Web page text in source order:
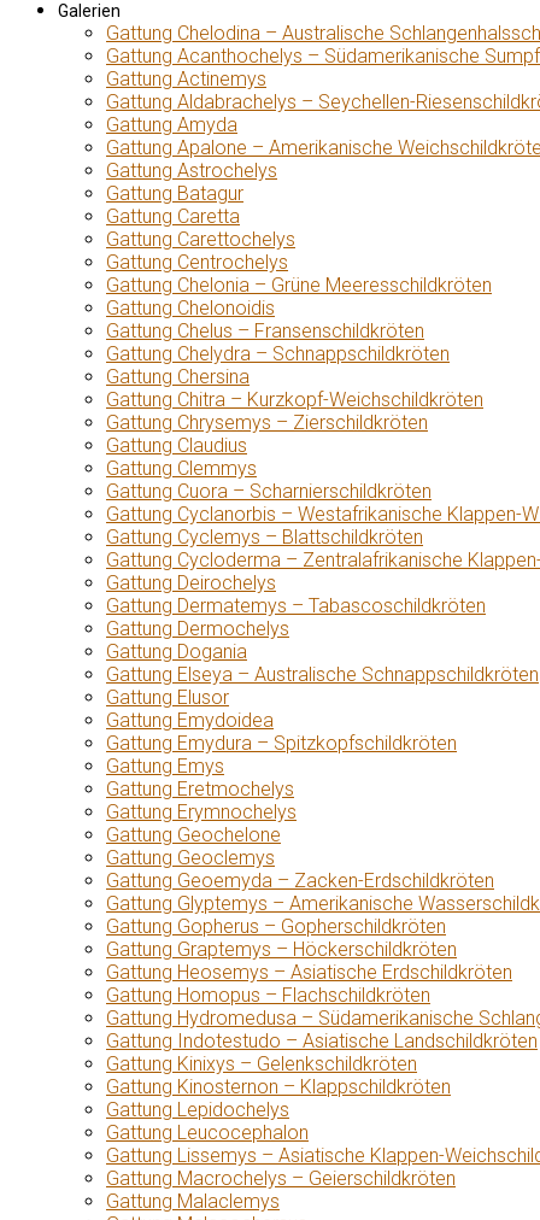
Galerien
Gattung Chelodina – Australische
Gattung Acanthochelys – Südamerikanische
Gattung Actinemys
Gattung Aldabrachelys – Seychellen-
Gattung Amyda
Gattung Apalone – Amerikanische
Gattung Astrochelys
Gattung Batagur
Gattung Caretta
Gattung Carettochelys
Gattung Centrochelys
Gattung Chelonia – Grüne Meeresschildkröten
Gattung Chelonoidis
Gattung Chelus – Fransenschildkröten
Gattung Chelydra – Schnappschildkröten
Gattung Chersina
Gattung Chitra – Kurzkopf-Weichschildkröten
Gattung Chrysemys – Zierschildkröten
Gattung Claudius
Gattung Clemmys
Gattung Cuora – Scharnierschildkröten
Gattung Cyclanorbis – Westafrikanische Klappen-
Gattung Cyclemys – Blattschildkröten
Gattung Cycloderma – Zentralafrikanische
Gattung Deirochelys
Gattung Dermatemys – Tabascoschildkröten
Gattung Dermochelys
Gattung Dogania
Gattung Elseya – Australische Schnappschildkröten
Gattung Elusor
Gattung Emydoidea
Gattung Emydura – Spitzkopfschildkröten
Gattung Emys
Gattung Eretmochelys
Gattung Erymnochelys
Gattung Geochelone
Gattung Geoclemys
Gattung Geoemyda – Zacken-Erdschildkröten
Gattung Glyptemys – Amerikanische
Gattung Gopherus – Gopherschildkröten
Gattung Graptemys – Höckerschildkröten
Gattung Heosemys – Asiatische Erdschildkröten
Gattung Homopus – Flachschildkröten
Gattung Hydromedusa – Südamerikanische
Gattung Indotestudo – Asiatische Landschildkröten
Gattung Kinixys – Gelenkschildkröten
Gattung Kinosternon – Klappschildkröten
Gattung Lepidochelys
Gattung Leucocephalon
Gattung Lissemys – Asiatische Klappen-
Gattung Macrochelys – Geierschildkröten
Gattung Malaclemys